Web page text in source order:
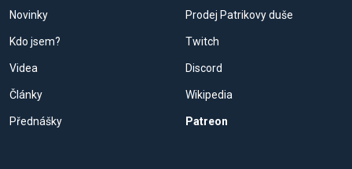
Novinky
Kdo jsem?
Videa
Články
Přednášky
Prodej Patrikovy duše
Twitch
Discord
Wikipedia
Patreon